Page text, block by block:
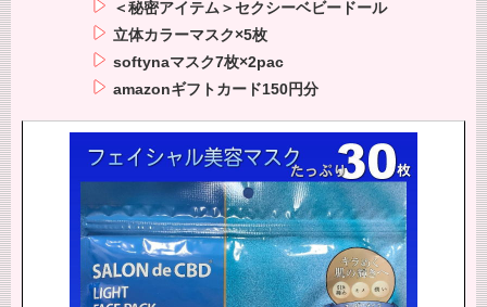
＜秘密アイテム＞セクシーベビードール
立体カラーマスク×5枚
softynaマスク7枚×2pac
amazonギフトカード150円分